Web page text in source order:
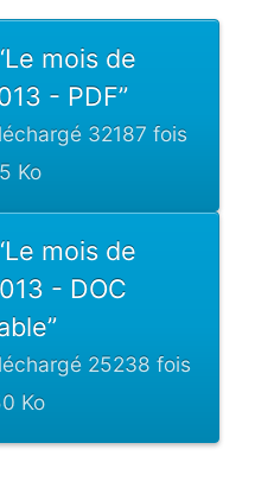
mois de
- PDF”
32187 fois
Ko
mois de
- DOC
25238 fois
Ko